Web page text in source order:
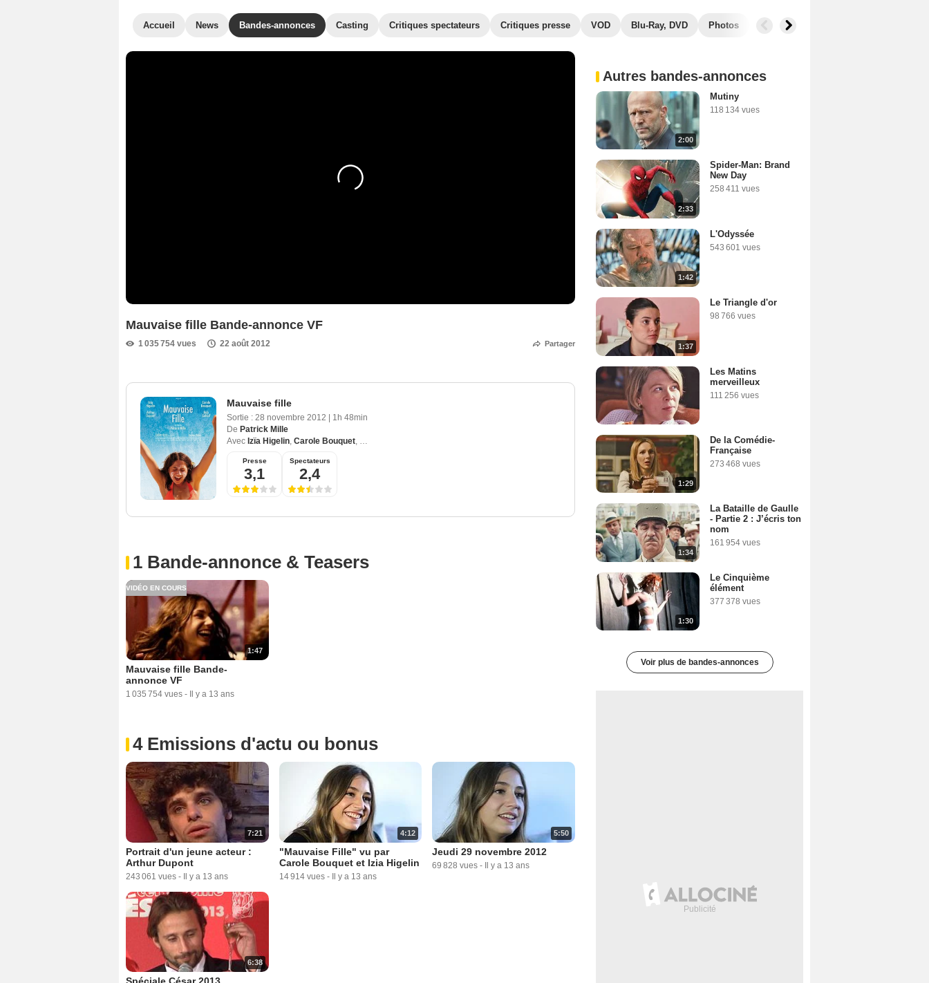
Accueil News Bandes-annonces Casting Critiques spectateurs Critiques presse VOD Blu-Ray, DVD Photos Secrets de tournage
Mauvaise fille Bande-annonce VF
1 035 754 vues 22 août 2012 Partager
Mauvaise fille
Sortie : 28 novembre 2012
1h 48min
De Patrick Mille
Avec Izïa Higelin, Carole Bouquet, Bob Geldof
Presse
3,1
Spectateurs
2,4
1 Bande-annonce & Teasers
1:47
VIDÉO EN COURS
Mauvaise fille Bande-
annonce VF
1 035 754 vues - Il y a 13 ans
4 Emissions d'actu ou bonus
7:21
Portrait d'un jeune acteur :
Arthur Dupont
243 061 vues - Il y a 13 ans
4:12
"Mauvaise Fille" vu par
Carole Bouquet et Izia Higelin
14 914 vues - Il y a 13 ans
5:50
Jeudi 29 novembre 2012
69 828 vues - Il y a 13 ans
6:38
Autres bandes-annonces
2:00
Mutiny
118 134 vues
2:33
Spider-Man: Brand
New Day
258 411 vues
1:42
L'Odyssée
543 601 vues
1:37
Le Triangle d'or
98 766 vues
Les Matins
merveilleux
111 256 vues
1:29
De la Comédie-
Française
273 468 vues
1:34
La Bataille de Gaulle
- Partie 2 : J’écris ton
nom
161 954 vues
1:30
Le Cinquième
élément
377 378 vues
Voir plus de bandes-annonces